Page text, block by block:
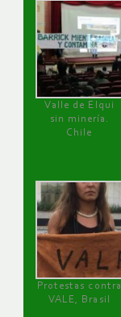
Valle de Elqui
sin minería.
Chile
Protestas contra
VALE, Brasil